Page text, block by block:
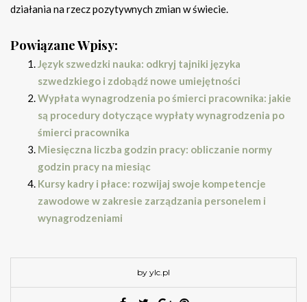
działania na rzecz pozytywnych zmian w świecie.
Powiązane Wpisy:
Język szwedzki nauka: odkryj tajniki języka
szwedzkiego i zdobądź nowe umiejętności
Wypłata wynagrodzenia po śmierci pracownika: jakie
są procedury dotyczące wypłaty wynagrodzenia po
śmierci pracownika
Miesięczna liczba godzin pracy: obliczanie normy
godzin pracy na miesiąc
Kursy kadry i płace: rozwijaj swoje kompetencje
zawodowe w zakresie zarządzania personelem i
wynagrodzeniami
by ylc.pl